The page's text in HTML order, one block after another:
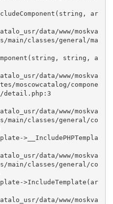
ar
classes/general/ma
string, a
moscowcatalog/compone
detail.php:3
main/classes/general/co
>__IncludePHPTempla
main/classes/general/co
>IncludeTemplate(ar